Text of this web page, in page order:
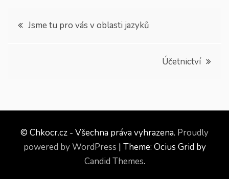
Navigace
Jsme tu pro vás v oblasti jazyků
Účetnictví
© Chkocr.cz - Všechna práva vyhrazena. Proudly
powered by WordPress | Theme: Ocius Grid by
Candid Themes.